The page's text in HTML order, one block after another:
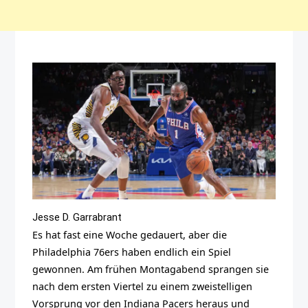
Jesse D. Garrabrant
Es hat fast eine Woche gedauert, aber die
Philadelphia 76ers haben endlich ein Spiel
gewonnen. Am frühen Montagabend sprangen sie
nach dem ersten Viertel zu einem zweistelligen
Vorsprung vor den Indiana Pacers heraus und